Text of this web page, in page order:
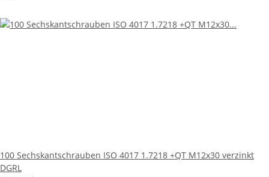
100 Sechskantschrauben ISO 4017 1.7218 +QT M12x30 verzinkt
DGRL